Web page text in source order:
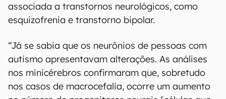
associada a transtornos neurológicos, como
esquizofrenia e transtorno bipolar.
“Já se sabia que os neurônios de pessoas com
autismo apresentavam alterações. As análises
nos minicérebros confirmaram que, sobretudo
nos casos de macrocefalia, ocorre um aumento